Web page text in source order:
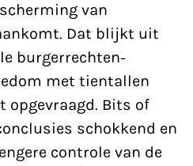
van
Dat blijkt uit
burgerrechten­
met tientallen
opgevraagd. Bits of
schokkend en
controle van de